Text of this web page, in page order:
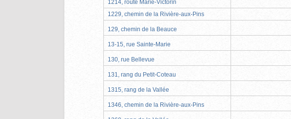
1214, route Marie-Victorin
1229, chemin de la Rivière-aux-Pins
129, chemin de la Beauce
13-15, rue Sainte-Marie
130, rue Bellevue
131, rang du Petit-Coteau
1315, rang de la Vallée
1346, chemin de la Rivière-aux-Pins